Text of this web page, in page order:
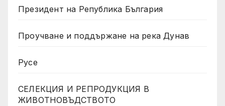
Президент на Република България
Проучване и поддържане на река Дунав
Русе
СЕЛЕКЦИЯ И РЕПРОДУКЦИЯ В
ЖИВОТНОВЪДСТВОТО